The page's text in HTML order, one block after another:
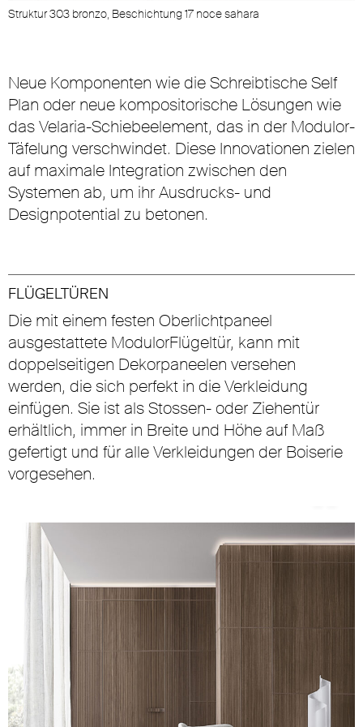
Struktur 303 bronzo, Beschichtung 17 noce sahara
Neue Komponenten wie die Schreibtische Self
Plan oder neue kompositorische Lösungen wie
das Velaria-Schiebeelement, das in der Modulor-
Täfelung verschwindet. Diese Innovationen zielen
auf maximale Integration zwischen den
Systemen ab, um ihr Ausdrucks- und
Designpotential zu betonen.
FLÜGELTÜREN
Die mit einem festen Oberlichtpaneel
ausgestattete ModulorFlügeltür, kann mit
doppelseitigen Dekorpaneelen versehen
werden, die sich perfekt in die Verkleidung
einfügen. Sie ist als Stossen- oder Ziehentür
erhältlich, immer in Breite und Höhe auf Maß
gefertigt und für alle Verkleidungen der Boiserie
vorgesehen.